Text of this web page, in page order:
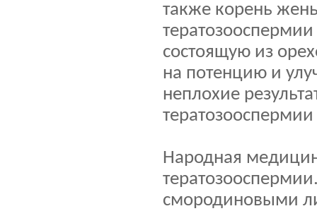
также корень
состоящую из
на потенцию и
неплохие
Народная
смородиновыми